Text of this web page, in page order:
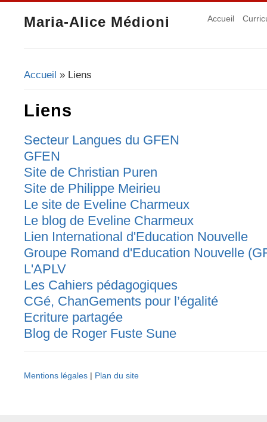
Maria-Alice Médioni Accueil
Vous êtes ici
Accueil » Liens
Liens
Secteur Langues du GFEN
GFEN
Site de Christian Puren
Site de Philippe Meirieu
Le site de Eveline Charmeux
Le blog de Eveline Charmeux
Lien International d'Education Nouvelle
Groupe Romand d'Education Nouvelle
L'APLV
Les Cahiers pédagogiques
CGé, ChanGements pour l’égalité
Ecriture partagée
Blog de Roger Fuste Sune
Mentions légales | Plan du site